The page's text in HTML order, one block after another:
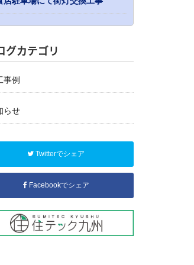
グカテゴリ
事例
らせ
Twitterでシェア
Facebookでシェア